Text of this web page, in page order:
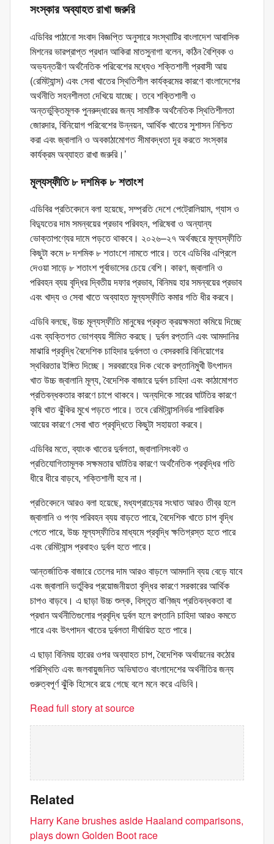
সংস্কার অব্যাহত রাখা জরুরি
এডিবির পাঠানো সংবাদ বিজ্ঞপ্তি অনুসারে সংস্থাটির বাংলাদেশ আবাসিক
মিশনের ভারপ্রাপ্ত প্রধান আকিরা মাতসুনাগা বলেন, কঠিন বৈশ্বিক ও
অভ্যন্তরীণ অর্থনৈতিক পরিবেশের মধ্যেও শক্তিশালী প্রবাসী আয়
(রেমিট্যান্স) এবং সেবা খাতের স্থিতিশীল কার্যক্রমের কারণে বাংলাদেশের
অর্থনীতি সহনশীলতা দেখিয়ে যাচ্ছে। তবে শক্তিশালী ও
অন্তর্ভুক্তিমূলক পুনরুদ্ধারের জন্য সামষ্টিক অর্থনৈতিক স্থিতিশীলতা
জোরদার, বিনিয়োগ পরিবেশের উন্নয়ন, আর্থিক খাতের সুশাসন নিশ্চিত
করা এবং জ্বালানি ও অবকাঠামোগত সীমাবদ্ধতা দূর করতে সংস্কার
কার্যক্রম অব্যাহত রাখা জরুরি।’
মূল্যস্ফীতি ৮ দশমিক ৮ শতাংশ
এডিবির প্রতিবেদনে বলা হয়েছে, সম্প্রতি দেশে পেট্রোলিয়াম, গ্যাস ও
বিদ্যুতের দাম সমন্বয়ের প্রভাব পরিবহন, পরিষেবা ও অন্যান্য
ভোক্তাপণ্যের দামে পড়তে থাকবে। ২০২৬–২৭ অর্থবছরে মূল্যস্ফীতি
কিছুটা কমে ৮ দশমিক ৮ শতাংশে নামতে পারে। তবে এডিবির এপ্রিলে
দেওয়া সাড়ে ৮ শতাংশ পূর্বাভাসের চেয়ে বেশি। কারণ, জ্বালানি ও
পরিবহন ব্যয় বৃদ্ধির দ্বিতীয় দফার প্রভাব, বিনিময় হার সমন্বয়ের প্রভাব
এবং খাদ্য ও সেবা খাতে অব্যাহত মূল্যস্ফীতি কমার গতি ধীর করবে।
এডিবি বলছে, উচ্চ মূল্যস্ফীতি মানুষের প্রকৃত ক্রয়ক্ষমতা কমিয়ে দিচ্ছে
এবং ব্যক্তিগত ভোগব্যয় সীমিত করছে। দুর্বল রপ্তানি এবং আমদানির
মাঝারি প্রবৃদ্ধি বৈদেশিক চাহিদার দুর্বলতা ও বেসরকারি বিনিয়োগের
স্থবিরতার ইঙ্গিত দিচ্ছে। সরবরাহের দিক থেকে রপ্তানিমুখী উৎপাদন
খাত উচ্চ জ্বালানি মূল্য, বৈদেশিক বাজারে দুর্বল চাহিদা এবং কাঠামোগত
প্রতিবন্ধকতার কারণে চাপে থাকবে। অন্যদিকে সারের ঘাটতির কারণে
কৃষি খাত ঝুঁকির মুখে পড়তে পারে। তবে রেমিট্যান্সনির্ভর পারিবারিক
আয়ের কারণে সেবা খাত প্রবৃদ্ধিতে কিছুটা সহায়তা করবে।
এডিবির মতে, ব্যাংক খাতের দুর্বলতা, জ্বালানিসংকট ও
প্রতিযোগিতামূলক সক্ষমতার ঘাটতির কারণে অর্থনৈতিক প্রবৃদ্ধির গতি
ধীরে ধীরে বাড়বে, শক্তিশালী হবে না।
প্রতিবেদনে আরও বলা হয়েছে, মধ্যপ্রাচ্যের সংঘাত আরও তীব্র হলে
জ্বালানি ও পণ্য পরিবহন ব্যয় বাড়তে পারে, বৈদেশিক খাতে চাপ বৃদ্ধি
পেতে পারে, উচ্চ মূল্যস্ফীতির মাধ্যমে প্রবৃদ্ধি ক্ষতিগ্রস্ত হতে পারে
এবং রেমিট্যান্স প্রবাহও দুর্বল হতে পারে।
আন্তর্জাতিক বাজারে তেলের দাম আরও বাড়লে আমদানি ব্যয় বেড়ে যাবে
এবং জ্বালানি ভর্তুকির প্রয়োজনীয়তা বৃদ্ধির কারণে সরকারের আর্থিক
চাপও বাড়বে। এ ছাড়া উচ্চ শুল্ক, বিস্তৃত বাণিজ্য প্রতিবন্ধকতা বা
প্রধান অর্থনীতিগুলোর প্রবৃদ্ধি দুর্বল হলে রপ্তানি চাহিদা আরও কমতে
পারে এবং উৎপাদন খাতের দুর্বলতা দীর্ঘায়িত হতে পারে।
এ ছাড়া বিনিময় হারের ওপর অব্যাহত চাপ, বৈদেশিক অর্থায়নের কঠোর
পরিস্থিতি এবং জলবায়ুজনিত অভিঘাতও বাংলাদেশের অর্থনীতির জন্য
গুরুত্বপূর্ণ ঝুঁকি হিসেবে রয়ে গেছে বলে মনে করে এডিবি।
Read full story at source
Related
Harry Kane brushes aside Haaland comparisons,
plays down Golden Boot race